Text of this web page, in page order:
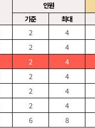
인원
기준
최대
2
4
2
4
2
4
2
4
2
4
2
4
6 8